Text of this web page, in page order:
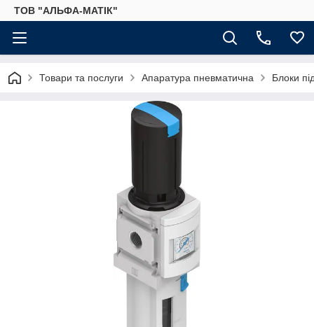
ТОВ "АЛЬФА-МАТІК"
Товари та послуги Апаратура пневматична Блоки